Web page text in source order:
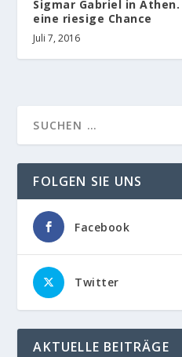
Sigmar Gabriel in
eine riesige Chance
Juli 7, 2016
FOLGEN SIE UNS
Facebook
Twitter
AKTUELLE BEITRÄGE